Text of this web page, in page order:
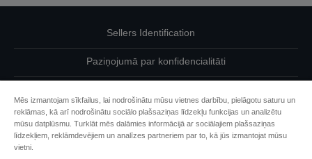
Sellers Identification
Paziņojumā par konfidencialitāti
Sazinieties ar mums par saviem datiem
Mēs izmantojam sīkfailus, lai nodrošinātu mūsu vietnes darbību, pielāgotu saturu un
reklāmas, kā arī nodrošinātu sociālo plašsaziņas līdzekļu funkcijas un analizētu
mūsu datplūsmu. Turklāt mēs dalāmies informācijā ar sociālajiem plašsaziņas
līdzekļiem, reklāmdevējiem un analīzes partneriem par to, kā jūs izmantojat mūsu
vietni.